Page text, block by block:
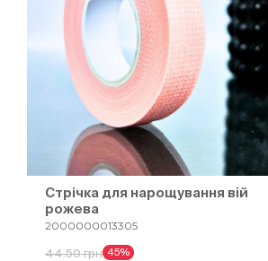
Стрічка для нарощування вій
рожева
2000000013305
44.50 грн 45%